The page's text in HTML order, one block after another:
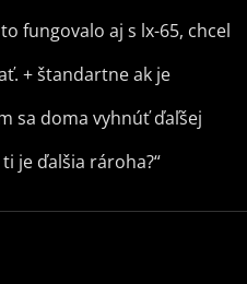
fungovalo aj s lx-65, chcel
+ štandartne ak je
sa doma vyhnúť ďaľšej
je ďalšia rároha?“